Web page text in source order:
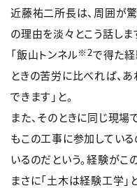
近藤祐二所長は、周囲が
の理由を淡々とこう話しま
「飯山トンネル※2で得た経
ときの苦労に比べれば、あ
できます」と。
また、そのときに同じ現
もこの工事に参加してい
いるのだという。経験がこ
まさに「土木は経験工学」